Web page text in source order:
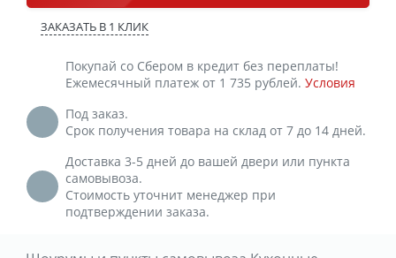
ЗАКАЗАТЬ В 1 КЛИК
Покупай со Сбером в кредит без переплаты!
Ежемесячный платеж от 1 735 рублей. Условия
Под заказ.
Срок получения товара на склад от 7 до 14 дней.
Доставка 3-5 дней до вашей двери или пункта
самовывоза.
Стоимость уточнит менеджер при
подтверждении заказа.